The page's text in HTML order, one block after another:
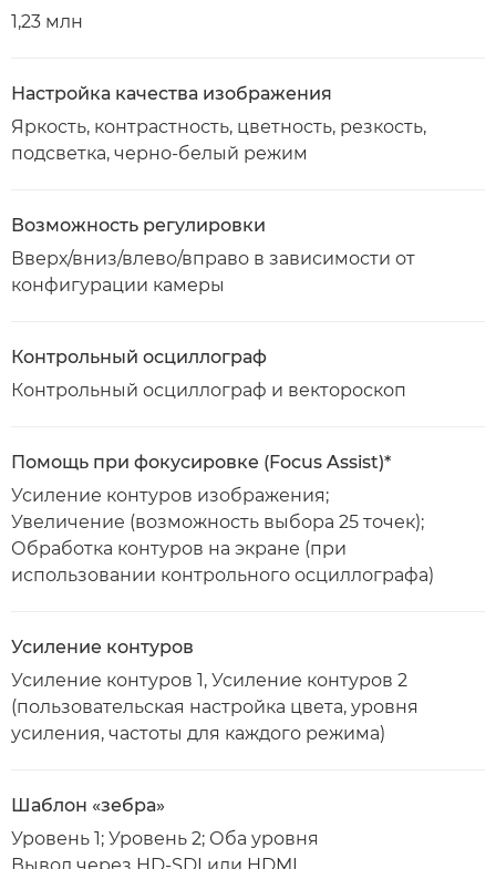
1,23 млн
Настройка качества изображения
Яркость, контрастность, цветность, резкость,
подсветка, черно-белый режим
Возможность регулировки
Вверх/вниз/влево/вправо в зависимости от
конфигурации камеры
Контрольный осциллограф
Контрольный осциллограф и вектороскоп
Помощь при фокусировке (Focus Assist)*
Усиление контуров изображения;
Увеличение (возможность выбора 25 точек);
Обработка контуров на экране (при
использовании контрольного осциллографа)
Усиление контуров
Усиление контуров 1, Усиление контуров 2
(пользовательская настройка цвета, уровня
усиления, частоты для каждого режима)
Шаблон «зебра»
Уровень 1; Уровень 2; Оба уровня